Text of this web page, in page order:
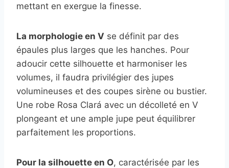
mettant en exergue la finesse.
La morphologie en V se définit par des
épaules plus larges que les hanches. Pour
adoucir cette silhouette et harmoniser les
volumes, il faudra privilégier des jupes
volumineuses et des coupes sirène ou bustier.
Une robe Rosa Clará avec un décolleté en V
plongeant et une ample jupe peut équilibrer
parfaitement les proportions.
Pour la silhouette en O, caractérisée par les